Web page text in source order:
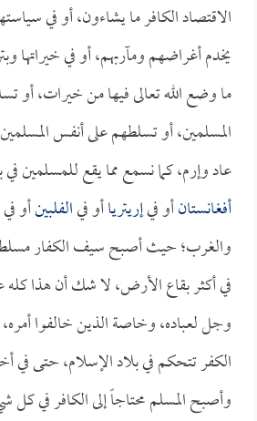
الاقتصاد الكافر ما يشاءون، أو في
يخدم أغراضهم ومآربهم، أو في خيراتها
ما وضع الله تعالى فيها من خيرات، أو
المسلمين، أو تسلطهم على أنفس
عاد وإرم، كما نسمع مما يقع للمسلمين في
أفغانستانأو فيإريترياأو فيالفلبينأو
والغرب؛ حيث أصبح سيف الكفار
في أكثر بقاع الأرض، لا شك أن هذا
وجل لعباده، وخاصة الذين خالفوا
الكفر تتحكم في بلاد الإسلام، حتى
وأصبح المسلم محتاجاً إلى الكافر في